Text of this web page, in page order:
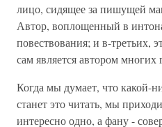
лицо, сидящее за пишущей
Автор, воплощенный в
повествования; и в-третьих,
сам является автором многих
Когда мы думает, что какой-
станет это читать, мы
интересно одно, а фану -